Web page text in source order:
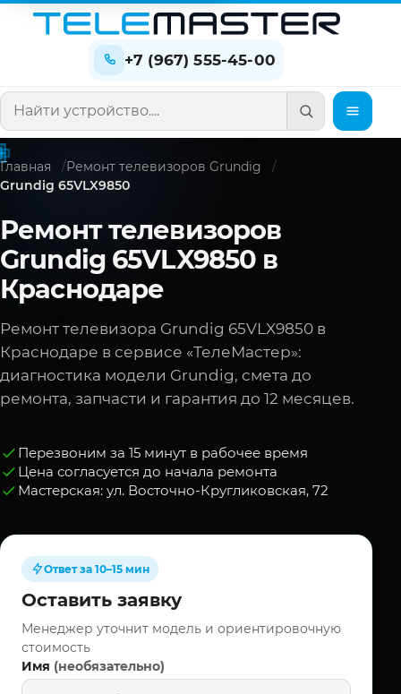
+7 (967) 555-45-00
Поиск по сайту
Главная
Ремонт телевизоров Grundig
Grundig 65VLX9850
Ремонт телевизоров
Grundig 65VLX9850 в
Краснодаре
Ремонт телевизора Grundig 65VLX9850 в
Краснодаре в сервисе «ТелеМастер»:
диагностика модели Grundig, смета до
ремонта, запчасти и гарантия до 12 месяцев.
Перезвоним за 15 минут в рабочее время
Цена согласуется до начала ремонта
Мастерская: ул. Восточно-Кругликовская, 72
Ответ за 10–15 мин
Оставить заявку
Менеджер уточнит модель и ориентировочную
стоимость
Имя (необязательно)